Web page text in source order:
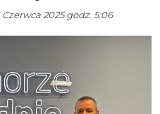
Czerwca 2025 godz. 5:06